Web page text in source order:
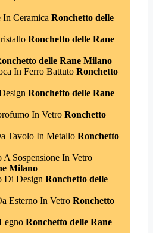
Ceramica Ronchetto delle
Ronchetto delle Rane
delle Rane Milano
In Ferro BattutoRonchetto
Ronchetto delle Rane
In VetroRonchetto
Tavolo In MetalloRonchetto
Sospensione In Vetro
Milano
Di Design Ronchetto delle
Esterno In VetroRonchetto
Ronchetto delle Rane